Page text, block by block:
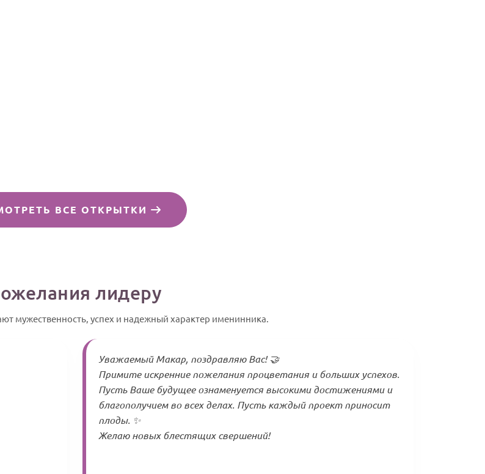
ВСЕ ОТКРЫТКИ
лидеру
мужественность, успех и надежный характер именинника.
Уважаемый Макар, поздравляю Вас! 🤝
Примите искренние пожелания процветания и больших успехов.
Пусть Ваше будущее ознаменуется высокими достижениями и
благополучием во всех делах. Пусть каждый проект приносит
плоды. ✨
Желаю новых блестящих свершений!